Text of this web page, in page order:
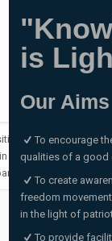
in
is
Our Aims
To encourage
qualities of a good
To create
freedom
in the light of
To provide